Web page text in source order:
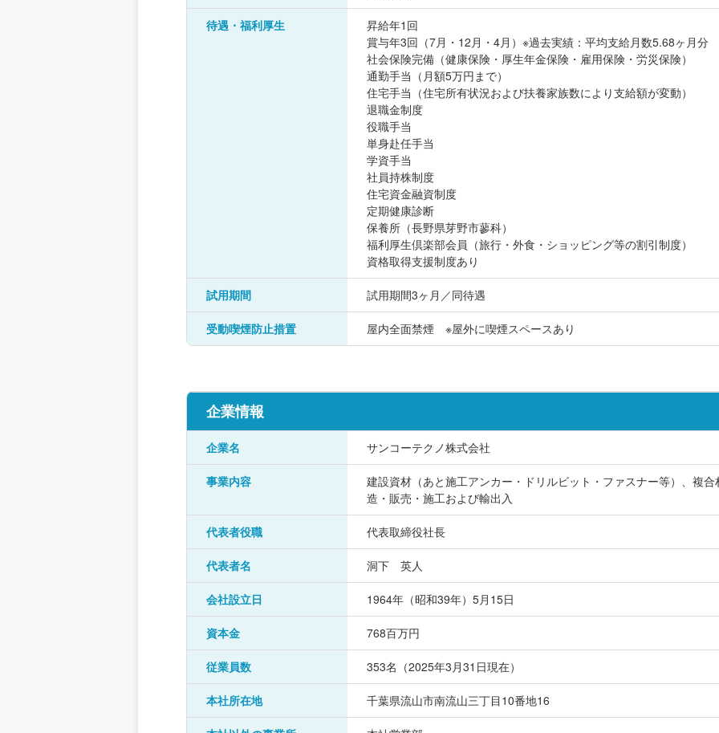
待遇・福利厚生
昇給年1回
賞与年3回（7月・12月・4月）※過去実績：平均支給月数5.68ヶ月分
社会保険完備（健康保険・厚生年金保険・雇用保険・労災保険）
通勤手当（月額5万円まで）
住宅手当（住宅所有状況および扶養家族数により支給額が変動）
退職金制度
役職手当
単身赴任手当
学資手当
社員持株制度
住宅資金融資制度
定期健康診断
保養所（長野県芽野市蓼科）
福利厚生倶楽部会員（旅行・外食・ショッピング等の割引制度）
資格取得支援制度あり
試用期間 試用期間3ヶ月／同待遇
受動喫煙防止措置 屋内全面禁煙 ※屋外に喫煙スペースあり
企業情報
企業名 サンコーテクノ株式会社
事業内容
建設資材（あと施工アンカー・ドリルビット・ファスナー等）、複
造・販売・施工および輸出入
代表者役職 代表取締役社長
代表者名 洞下 英人
会社設立日 1964年（昭和39年）5月15日
資本金 768百万円
従業員数 353名（2025年3月31日現在）
本社所在地 千葉県流山市南流山三丁目10番地16